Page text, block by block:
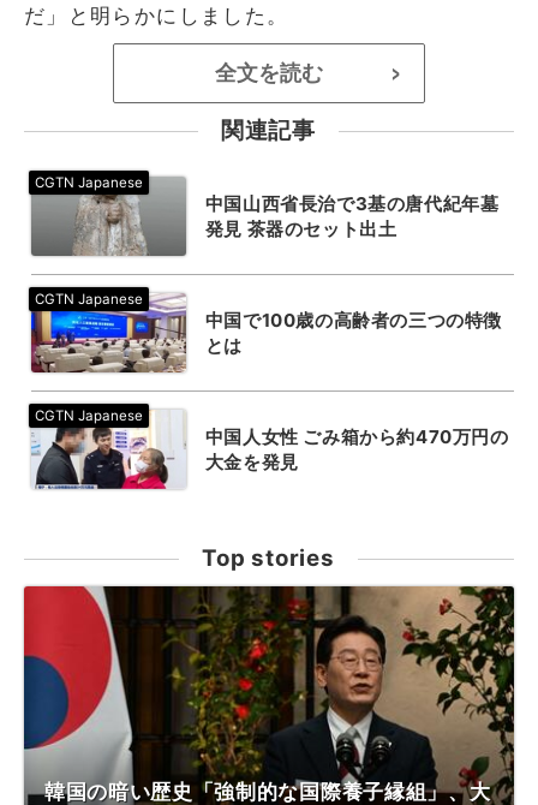
だ」と明らかにしました。
全文を読む >
関連記事
中国山西省長治で3基の唐代紀年墓
発見 茶器のセット出土
中国で100歳の高齢者の三つの特徴
とは
中国人女性 ごみ箱から約470万円の
大金を発見
Top stories
韓国の暗い歴史「強制的な国際養子縁組」、大